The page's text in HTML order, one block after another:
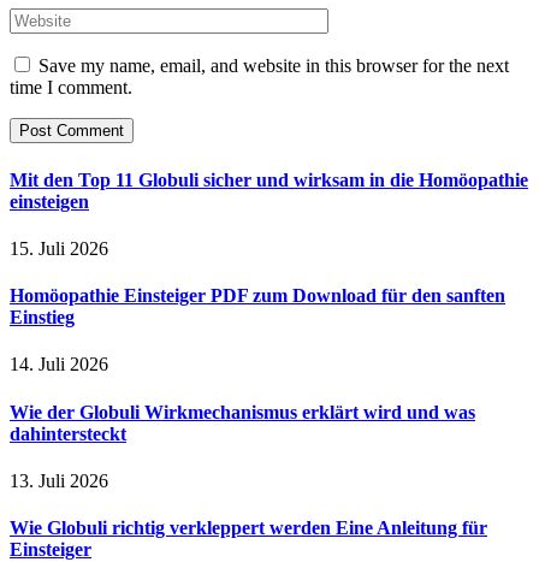
Save my name, email, and website in this browser for the next
time I comment.
Mit den Top 11 Globuli sicher und wirksam in die Homöopathie
einsteigen
15. Juli 2026
Homöopathie Einsteiger PDF zum Download für den sanften
Einstieg
14. Juli 2026
Wie der Globuli Wirkmechanismus erklärt wird und was
dahintersteckt
13. Juli 2026
Wie Globuli richtig verkleppert werden Eine Anleitung für
Einsteiger